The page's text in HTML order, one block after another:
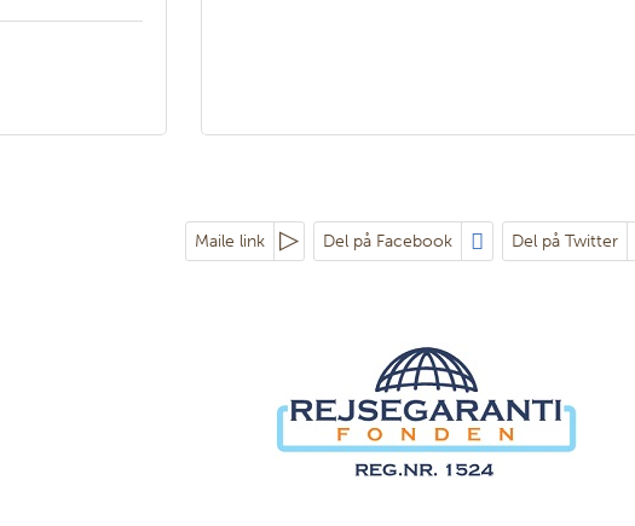
Maile link Del på Facebook Del på Twitter